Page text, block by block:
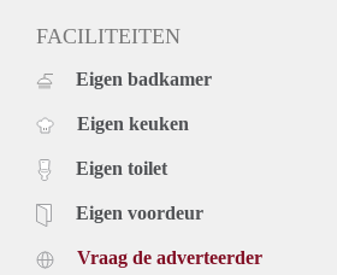
FACILITEITEN
Eigen badkamer
Eigen keuken
Eigen toilet
Eigen voordeur
Vraag de adverteerder